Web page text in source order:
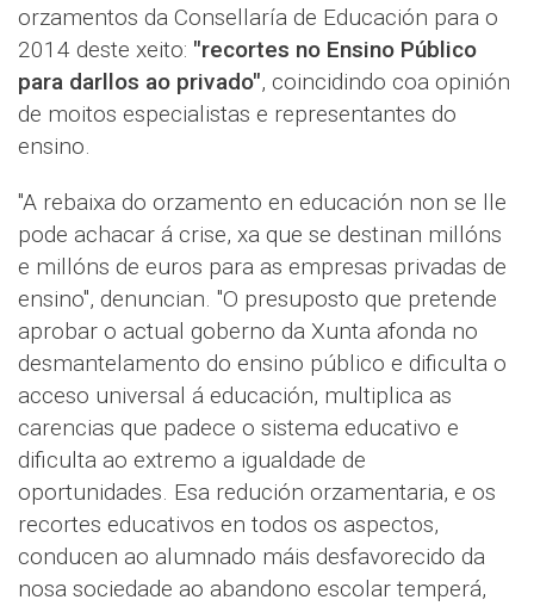
orzamentos da Consellaría de Educación para o
2014 deste xeito: "recortes no Ensino Público
para darllos ao privado", coincidindo coa opinión
de moitos especialistas e representantes do
ensino.
"A rebaixa do orzamento en educación non se lle
pode achacar á crise, xa que se destinan millóns
e millóns de euros para as empresas privadas de
ensino", denuncian. "O presuposto que pretende
aprobar o actual goberno da Xunta afonda no
desmantelamento do ensino público e dificulta o
acceso universal á educación, multiplica as
carencias que padece o sistema educativo e
dificulta ao extremo a igualdade de
oportunidades. Esa redución orzamentaria, e os
recortes educativos en todos os aspectos,
conducen ao alumnado máis desfavorecido da
nosa sociedade ao abandono escolar temperá,